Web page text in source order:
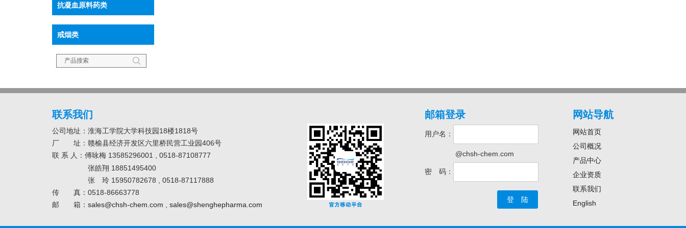
抗凝血原料药类
戒烟类
联系我们
公司地址：淮海工学院大学科技园18楼1818号
厂 址：赣榆县经济开发区六里桥民营工业园406号
联 系 人：傅咏梅 13585296001 , 0518-87108777
张皓翔 18851495400
张 玲 15950782678 , 0518-87117888
传 真：0518-86663778
邮 箱： sales@chsh-chem.com sales@shenghepharma.com
网站导航
网站首页
公司概况
产品中心
企业资质
联系我们
English
邮箱登录
用户名：
@chsh-chem.com
密 码：